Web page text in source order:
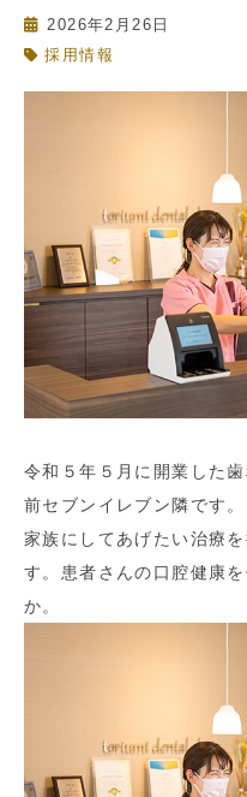
2026年2月26日
採用情報
令和５年５月に開業した
前セブンイレブン隣です。
家族にしてあげたい治療
す。患者さんの口腔健康
か。